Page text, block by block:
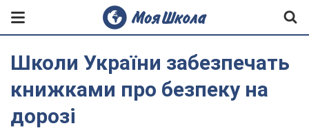
Школи України забезпечать
книжками про безпеку на
дорозі